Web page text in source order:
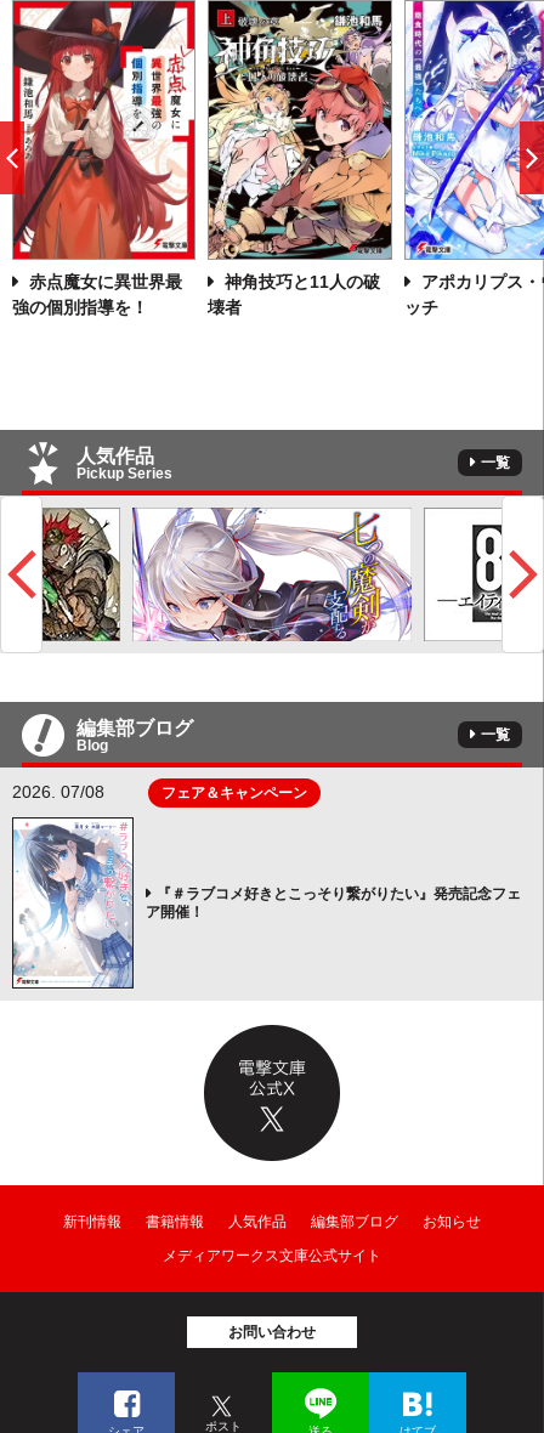
赤点魔女に異世界最
強の個別指導を！
神角技巧と11人の破
壊者
アポカリプス・
ッチ
前
へ
人気作品
Pickup Series
一覧
編集部ブログ
Blog
一覧
2026. 07/08 フェア＆キャンペーン
『＃ラブコメ好きとこっそり繋がりたい』発売記念フェ
ア開催！
新刊情報 書籍情報 人気作品 編集部ブログ
お知らせ
メディアワークス文庫公式サイト
お問い合わせ
ポスト